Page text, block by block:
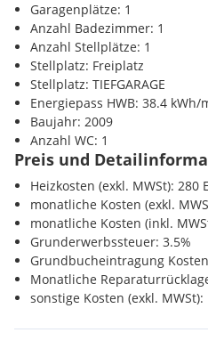
Verkehr
Bahnhof <3000m
Autobahnanschluss <9000m
Sonstige
Bank <1500m
Post <1500m
Polizei <1500m
Garagenplätze: 1
Anzahl Badezimmer: 1
Anzahl Stellplätze: 1
Stellplatz: Freiplatz
Stellplatz: TIEFGARAGE
Energiepass HWB: 38.4 kWh/
Baujahr: 2009
Anzahl WC: 1
Preis und
Heizkosten (exkl. MWSt): 280
monatliche Kosten (exkl.
monatliche Kosten (inkl.
Grunderwerbssteuer: 3.5%
Grundbucheintragung
Monatliche
sonstige Kosten (exkl. MWSt):